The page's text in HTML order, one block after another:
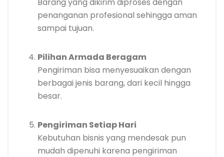
penanganan profesional sehingga aman
sampai tujuan.
Pilihan Armada Beragam
Pengiriman bisa menyesuaikan dengan
berbagai jenis barang, dari kecil hingga
besar.
Pengiriman Setiap Hari
Kebutuhan bisnis yang mendesak pun
mudah dipenuhi karena pengiriman